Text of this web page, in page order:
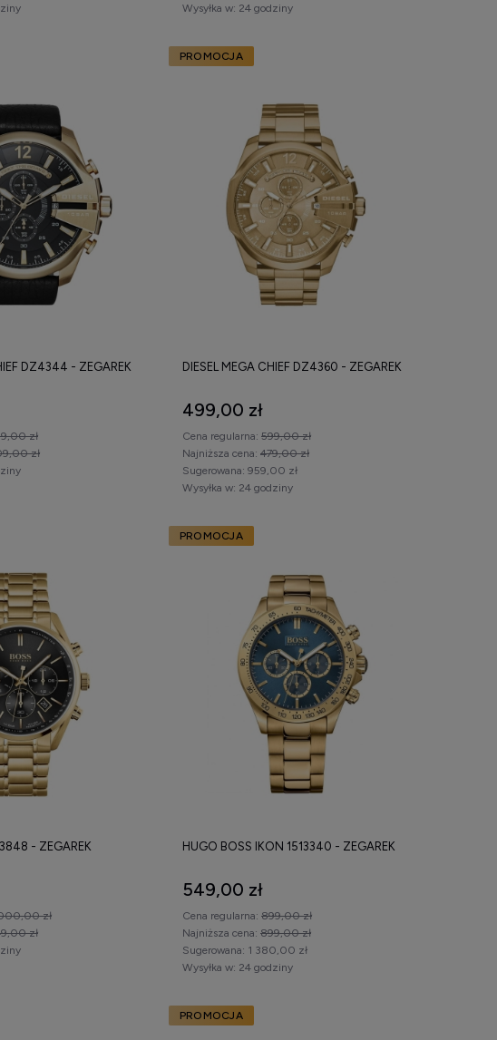
Wysyłka w: 24 godziny
DZ4344 - ZEGAREK
zł
zł
DIESEL MEGA CHIEF DZ4360 - ZEGAREK
499,00 zł
Cena regularna: 599,00 zł
Najniższa cena: 479,00 zł
Wysyłka w: 24 godziny
Sugerowana: 959,00 zł
PROMOCJA
- ZEGAREK
zł
zł
HUGO BOSS IKON 1513340 - ZEGAREK
549,00 zł
Cena regularna: 899,00 zł
Najniższa cena: 899,00 zł
Wysyłka w: 24 godziny
Sugerowana: 1 380,00 zł
PROMOCJA
PROMOCJA